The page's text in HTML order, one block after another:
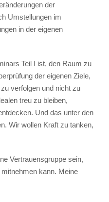
der
Umstellungen im
in der eigenen
Teil I ist, den Raum zu
der eigenen Ziele,
verfolgen und nicht zu
treu zu bleiben,
Und das unter den
Wir wollen Kraft zu tanken,
Vertrauensgruppe sein,
kann. Meine